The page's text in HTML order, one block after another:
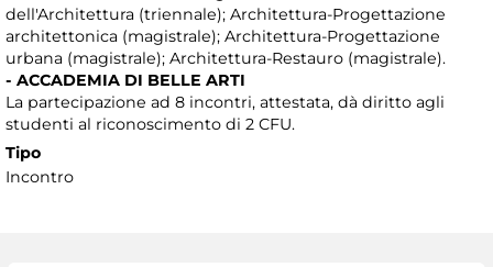
dell'Architettura (triennale); Architettura-Progettazione
architettonica (magistrale); Architettura-Progettazione
urbana (magistrale); Architettura-Restauro (magistrale).
- ACCADEMIA DI BELLE ARTI
La partecipazione ad 8 incontri, attestata, dà diritto agli
studenti al riconoscimento di 2 CFU.
Tipo
Incontro